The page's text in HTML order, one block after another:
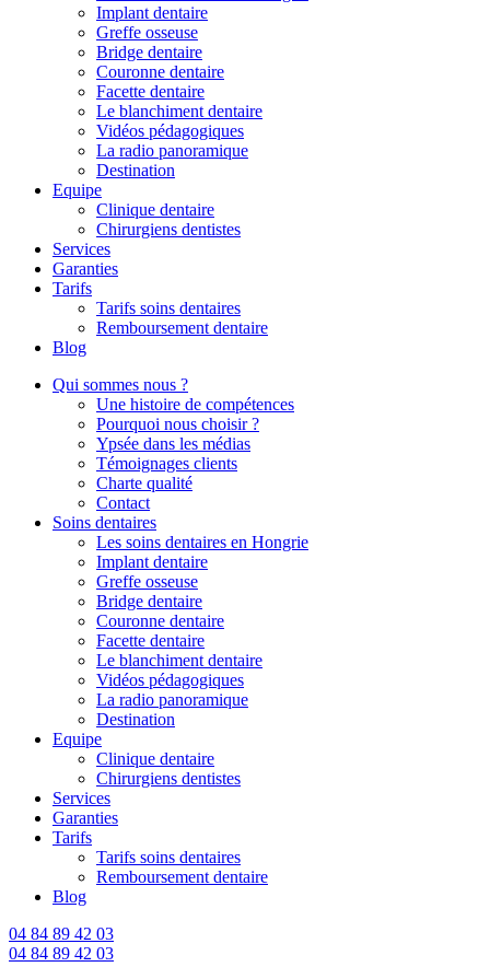
Implant dentaire
Greffe osseuse
Bridge dentaire
Couronne dentaire
Facette dentaire
Le blanchiment dentaire
Vidéos pédagogiques
La radio panoramique
Destination
Equipe
Clinique dentaire
Chirurgiens dentistes
Services
Garanties
Tarifs
Tarifs soins dentaires
Remboursement dentaire
Blog
Qui sommes nous ?
Une histoire de compétences
Pourquoi nous choisir ?
Ypsée dans les médias
Témoignages clients
Charte qualité
Contact
Soins dentaires
Les soins dentaires en Hongrie
Implant dentaire
Greffe osseuse
Bridge dentaire
Couronne dentaire
Facette dentaire
Le blanchiment dentaire
Vidéos pédagogiques
La radio panoramique
Destination
Equipe
Clinique dentaire
Chirurgiens dentistes
Services
Garanties
Tarifs
Tarifs soins dentaires
Remboursement dentaire
Blog
04 84 89 42 03
04 84 89 42 03